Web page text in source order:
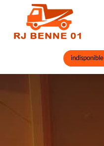
indisponible